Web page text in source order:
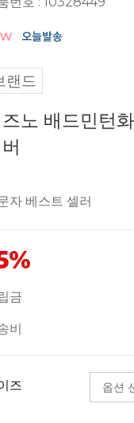
랜드
노 배드민턴
자 베스트 셀러
금
비
즈